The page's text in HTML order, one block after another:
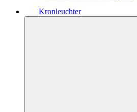
Kronleuchter